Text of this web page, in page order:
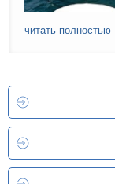
читать полностью